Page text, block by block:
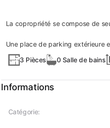
La copropriété se compose de
Une place de parking extérieure
3 Pièces 0 Salle de bains
Informations
Catégorie: